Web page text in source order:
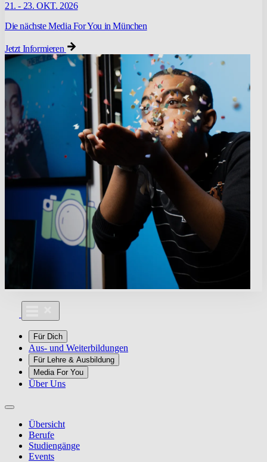
21. - 23. OKT. 2026
Die nächste Media For You in München
Jetzt Informieren
Für Dich
Aus- und Weiterbildungen
Für Lehre & Ausbildung
Media For You
Über Uns
Übersicht
Berufe
Studiengänge
Events